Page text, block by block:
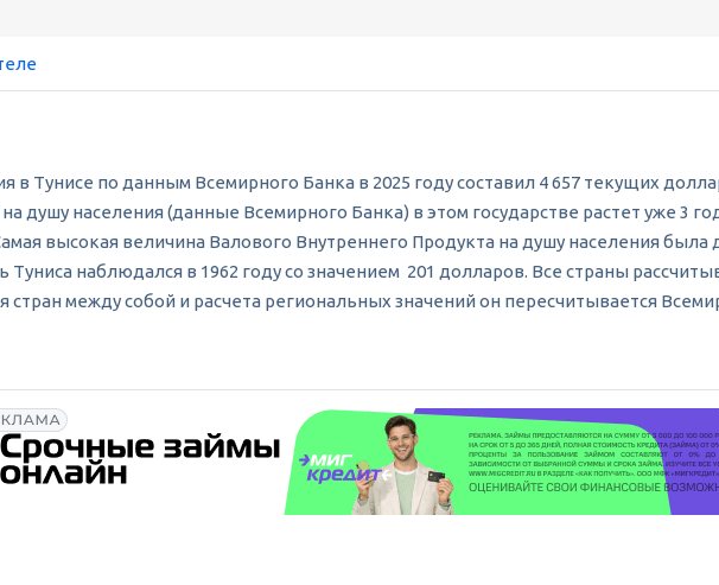
Тунисе по данным Всемирного Банка в 2025 году составил 4 657 текущих
душу населения (данные Всемирного Банка) в этом государстве растет уже 3
высокая величина Валового Внутреннего Продукта на душу населения была
наблюдался в 1962 году со значением 201 долларов. Все страны
стран между собой и расчета региональных значений он пересчитывается